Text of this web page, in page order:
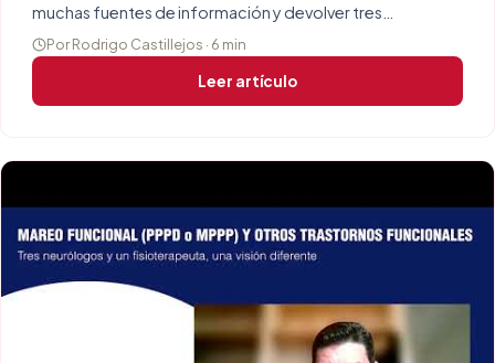
muchas fuentes de información y devolver tres
respuestas distintas.
Por Rodrigo Castillejos · 6 min
Leer artículo